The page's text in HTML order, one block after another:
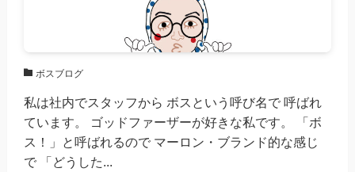
ボスブログ
私は社内でスタッフから ボスという呼び名で 呼ばれ
ています。 ゴッドファーザーが好きな私です。 「ボ
ス！」と呼ばれるので マーロン・ブランド的な感じ
で 「どうした...